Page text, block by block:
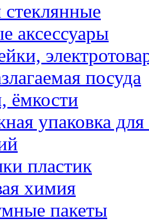
стеклянные
аксессуары
посуда
ёмкости
упаковка
пластик
химия
пакеты